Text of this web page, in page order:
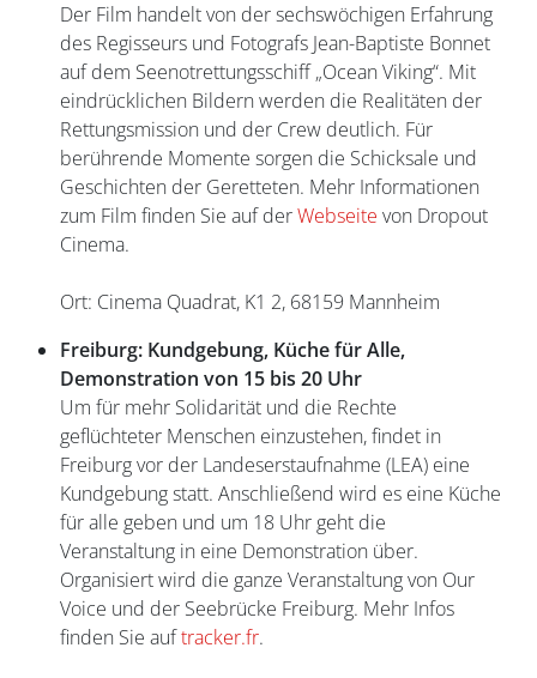
Der Film handelt von der sechswöchigen Erfahrung
des Regisseurs und Fotografs Jean-Baptiste Bonnet
auf dem Seenotrettungsschiff „Ocean Viking“. Mit
eindrücklichen Bildern werden die Realitäten der
Rettungsmission und der Crew deutlich. Für
berührende Momente sorgen die Schicksale und
Geschichten der Geretteten. Mehr Informationen
zum Film finden Sie auf derWebseite von Dropout
Cinema.
Ort: Cinema Quadrat, K1 2, 68159 Mannheim
Freiburg: Kundgebung, Küche für Alle,
Demonstration von 15 bis 20 Uhr
Um für mehr Solidarität und die Rechte
geflüchteter Menschen einzustehen, findet in
Freiburg vor der Landeserstaufnahme (LEA) eine
Kundgebung statt. Anschließend wird es eine Küche
für alle geben und um 18 Uhr geht die
Veranstaltung in eine Demonstration über.
Organisiert wird die ganze Veranstaltung von Our
Voice und der Seebrücke Freiburg. Mehr Infos
finden Sie auftracker.fr.